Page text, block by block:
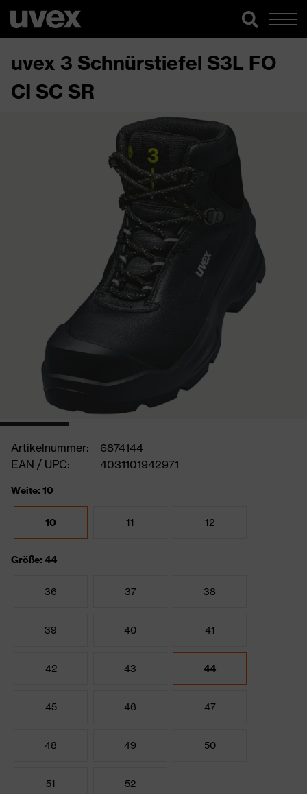
uvex 3 Schnürstiefel S3L FO
CI SC SR
Artikelnummer:
6874144
EAN / UPC:
4031101942971
Weite: 10
10 11 12
Größe: 44
36 37 38
39 40 41
42 43 44
45 46 47
48 49 50
51 52